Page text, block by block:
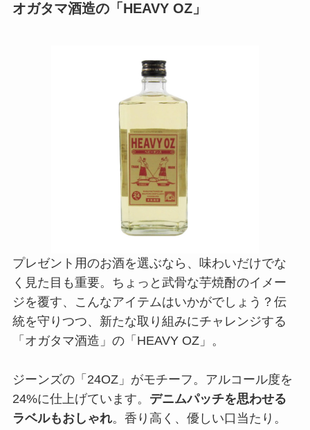
オガタマ酒造の「HEAVY OZ」
プレゼント用のお酒を選ぶなら、味わいだけでな
く見た目も重要。ちょっと武骨な芋焼酎のイメー
ジを覆す、こんなアイテムはいかがでしょう？伝
統を守りつつ、新たな取り組みにチャレンジする
「オガタマ酒造」の「HEAVY OZ」。
ジーンズの「24OZ」がモチーフ。アルコール度を
24%に仕上げています。 デニムパッチを思わせる
ラベルもおしゃれ。香り高く、優しい口当たり。